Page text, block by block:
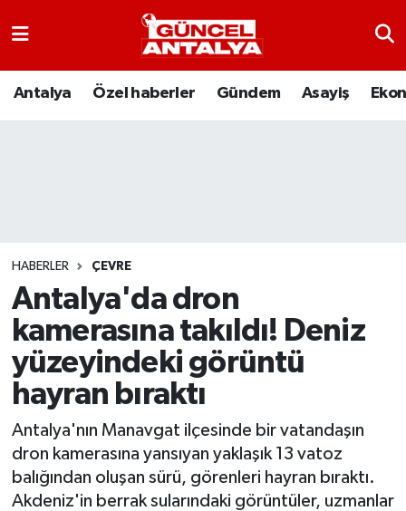
Antalya Özel haberler Gündem Asayiş
HABERLER ÇEVRE
Antalya'da dron
kamerasına takıldı! Deniz
yüzeyindeki görüntü
hayran bıraktı
Antalya'nın Manavgat ilçesinde bir vatandaşın
dron kamerasına yansıyan yaklaşık 13 vatoz
balığından oluşan sürü, görenleri hayran bıraktı.
Akdeniz'in berrak sularındaki görüntüler, uzmanlar
Antalya
Eğitim
Ekonomi
Gündem
Kültür-Sanat
Magazin
Nöbetçi Eczaneler
Tüm Manşetler
Son Dakika Haberleri
Haber Arşivi